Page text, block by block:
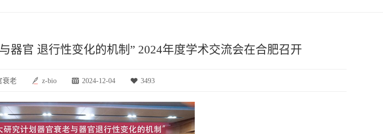
器官 退行性变化的机制” 2024年度学术交流会在合肥召开
衰老 z-bio 2024-12-04 3493